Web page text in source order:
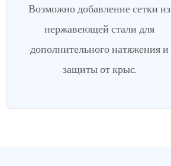
Возможно добавление сетки из
нержавеющей стали для
дополнительного натяжения и
защиты от крыс.